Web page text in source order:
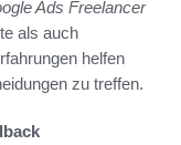
Ads Freelancer
als auch
helfen
zu treffen.